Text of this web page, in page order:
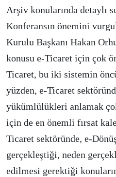
Arşiv konularında detaylı
Konferansın önemini
Kurulu Başkanı Hakan
konusu e-Ticaret için çok
Ticaret, bu iki sistemin
yüzden, e-Ticaret
yükümlülükleri anlamak
için de en önemli fırsat
Ticaret sektöründe, e-
gerçekleştiği, neden
edilmesi gerektiği